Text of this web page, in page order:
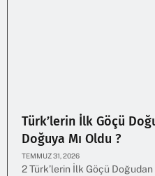
Türk’lerin İlk Göçü
Doğuya Mı Oldu ?
TEMMUZ 31, 2026
2 Türk’lerin İlk Göçü Doğudan